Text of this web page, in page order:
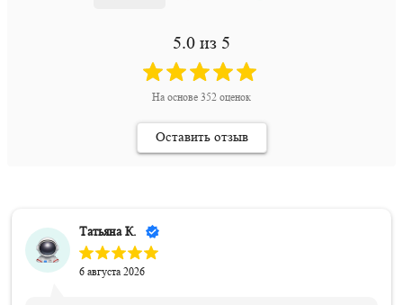
5.0 из 5
На основе 352 оценок
Оставить отзыв
Татьяна К.
6 августа 2026